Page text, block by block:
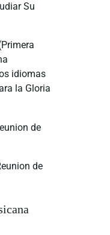
Su
idiomas
la Gloria
de
de